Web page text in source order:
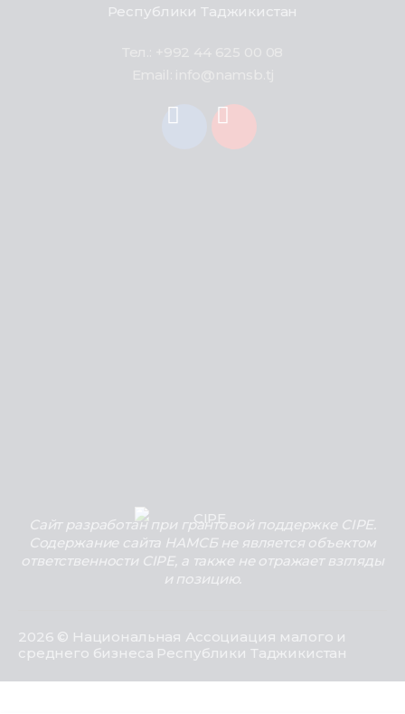
Республики Таджикистан
Сайт разработан при грантовой поддержке CIPE.
Содержание сайта НАМСБ не является объектом
ответственности CIPE, а также не отражает взгляды
и позицию.
2026 © Национальная Ассоциация малого и
среднего бизнеса Республики Таджикистан